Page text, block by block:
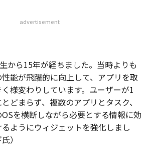
advertisement
から15年が経ちました。当時よりも
能が飛躍的に向上して、アプリを取
様変わりしています。ユーザーが1
どまらず、複数のアプリとタスク、
を横断しながら必要とする情報に効
ようにウィジェットを強化しまし
）